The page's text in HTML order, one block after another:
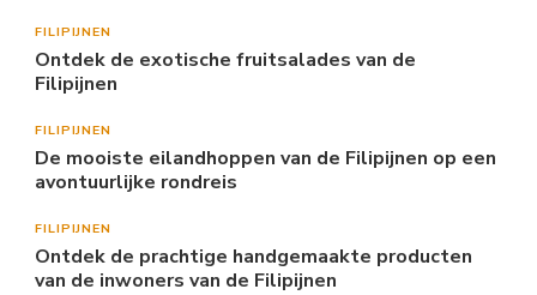
FILIPIJNEN
Ontdek de exotische fruitsalades van de
Filipijnen
FILIPIJNEN
De mooiste eilandhoppen van de Filipijnen op een
avontuurlijke rondreis
FILIPIJNEN
Ontdek de prachtige handgemaakte producten
van de inwoners van de Filipijnen